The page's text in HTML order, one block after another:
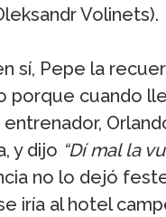
Volinets).
sí, Pepe la
porque cuando
y dijo “Dí mal la
no lo dejó
iría al hotel